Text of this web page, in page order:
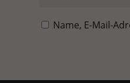
Name, E-Mail-